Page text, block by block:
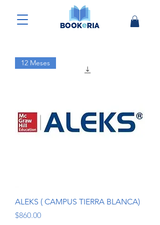
12 Meses
ALEKS ( CAMPUS TIERRA BLANCA)
Precio
$860.00